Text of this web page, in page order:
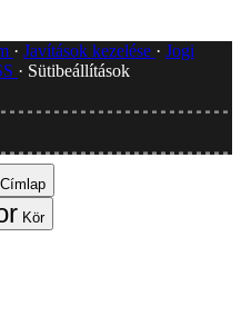
Javítások kezelése
Jogi
Sütibeállítások
Címlap
Kör